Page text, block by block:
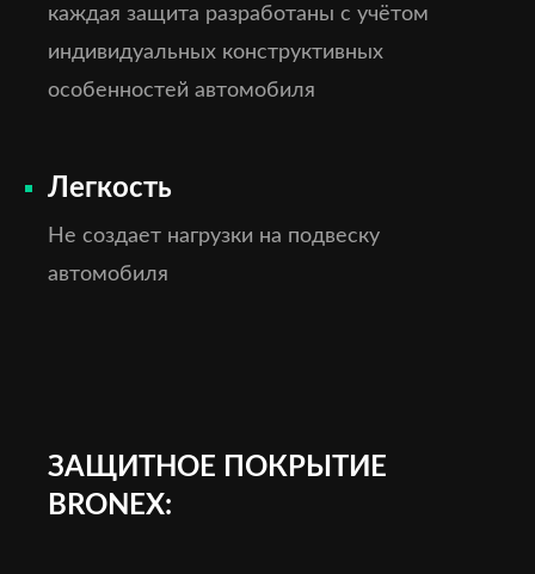
каждая защита разработаны с учётом
индивидуальных конструктивных
особенностей автомобиля
Легкость
Не создает нагрузки на подвеску
автомобиля
ЗАЩИТНОЕ ПОКРЫТИЕ
BRONEX: